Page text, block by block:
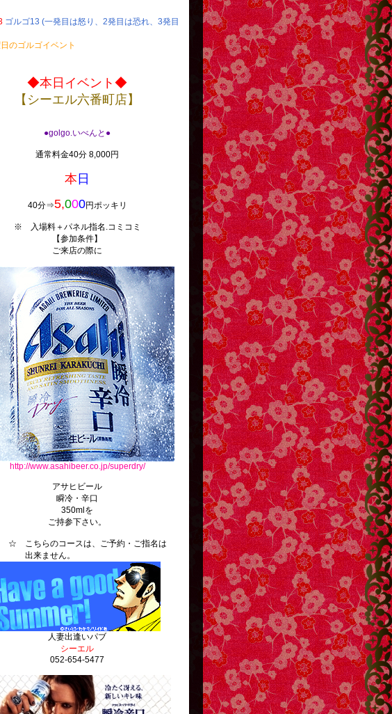
ゴルゴ13 (一発目は怒り、2発目は恐れ、3発目
のゴルゴイベント
◆本日イベント◆
【シーエル六番町店】
●golgo.いべんと●
通常料金40分 8,000円
本 日
40分⇒5,000円ポッキリ
※ 入場料＋パネル指名.コミコミ
【参加条件】
ご来店の際に
http://www.asahibeer.co.jp/superdry/
アサヒビール
瞬冷・辛口
350mlを
ご持参下さい。
のコースは、ご予約・ご指名は
ません。
人妻出逢いパブ
シーエル
052-654-5477